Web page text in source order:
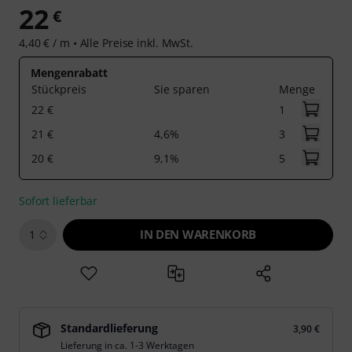
22 €
4,40 € / m • Alle Preise inkl. MwSt.
Mengenrabatt
Stückpreis
Sie sparen
Menge
22 €
1
21 €
4,6%
3
20 €
9,1% 5
Sofort lieferbar
1 IN DEN WARENKORB
Standardlieferung
3,90 €
Lieferung in ca. 1-3 Werktagen